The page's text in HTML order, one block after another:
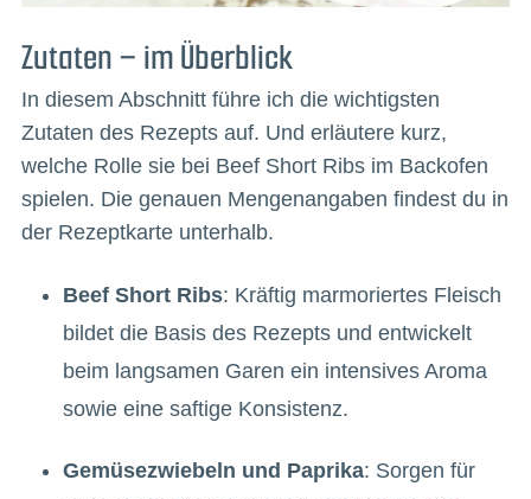
Zutaten – im Überblick
In diesem Abschnitt führe ich die wichtigsten
Zutaten des Rezepts auf. Und erläutere kurz,
welche Rolle sie bei Beef Short Ribs im Backofen
spielen. Die genauen Mengenangaben findest du in
der Rezeptkarte unterhalb.
Beef Short Ribs: Kräftig marmoriertes Fleisch
bildet die Basis des Rezepts und entwickelt
beim langsamen Garen ein intensives Aroma
sowie eine saftige Konsistenz.
Gemüsezwiebeln und Paprika: Sorgen für